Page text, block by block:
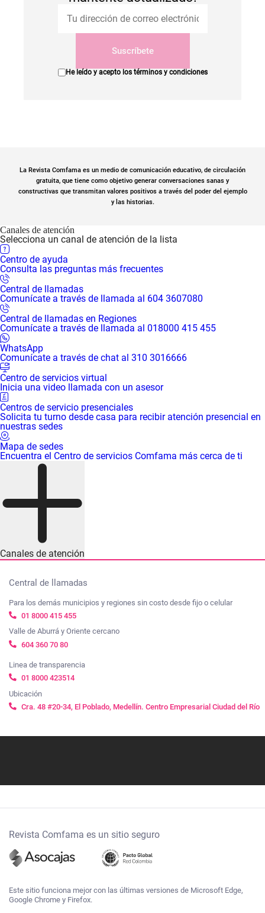
Suscríbete
He leído y acepto los términos y condiciones
La Revista Comfama es un medio de comunicación educativo, de circulación
gratuita, que tiene como objetivo generar conversaciones sanas y
constructivas que transmitan valores positivos a través del poder del ejemplo
y las historias.
Canales de atención
Selecciona un canal de atención de la lista
Centro de ayuda
Consulta las preguntas más frecuentes
Central de llamadas
Comunícate a través de llamada al 604 3607080
Central de llamadas en Regiones
Comunícate a través de llamada al 018000 415 455
WhatsApp
Comunícate a través de chat al 310 3016666
Centro de servicios virtual
Inicia una video llamada con un asesor
Centros de servicio presenciales
Solicita tu turno desde casa para recibir atención presencial en
nuestras sedes
Mapa de sedes
Encuentra el Centro de servicios Comfama más cerca de ti
Canales de atención
Central de llamadas
Para los demás municipios y regiones sin costo desde fijo o celular
01 8000 415 455
Valle de Aburrá y Oriente cercano
604 360 70 80
Linea de transparencia
01 8000 423514
Ubicación
Cra. 48 #20-34, El Poblado, Medellín. Centro Empresarial Ciudad del Río
Síguenos
Revista Comfama es un sitio seguro
Este sitio funciona mejor con las últimas versiones de Microsoft Edge,
Google Chrome y Firefox.